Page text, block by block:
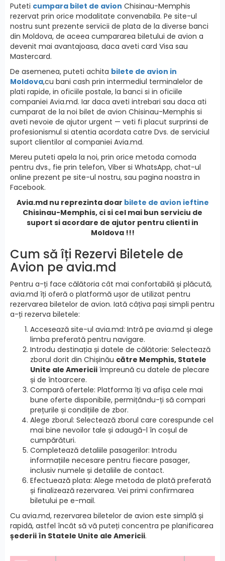
Puteti cumpara bilet de avion Chisinau-Memphis
rezervat prin orice modalitate convenabila. Pe site-ul
nostru sunt prezente servicii de plata de la diverse banci
din Moldova, de aceea cumpararea biletului de avion a
devenit mai avantajoasa, daca aveti card Visa sau
Mastercard.
De asemenea, puteti achita bilete de avion in
Moldova,cu bani cash prin intermediul terminalelor de
plati rapide, in oficiile postale, la banci si in oficiile
companiei Avia.md. Iar daca aveti intrebari sau daca ati
cumparat de la noi bilet de avion Chisinau-Memphis si
aveti nevoie de ajutor urgent — veti fi placut surprinsi de
profesionismul si atentia acordata catre Dvs. de serviciul
suport clientilor al companiei Avia.md.
Mereu puteti apela la noi, prin orice metoda comoda
pentru dvs., fie prin telefon, Viber si WhatsApp, chat-ul
online prezent pe site-ul nostru, sau pagina noastra in
Facebook.
Avia.md nu reprezinta doar bilete de avion ieftine
Chisinau-Memphis, ci si cel mai bun serviciu de
suport si acordare de ajutor pentru clienti in
Moldova !!!
Cum să îți Rezervi Biletele de
Avion pe avia.md
Pentru a-ți face călătoria cât mai confortabilă și plăcută,
avia.md îți oferă o platformă ușor de utilizat pentru
rezervarea biletelor de avion. Iată câțiva pași simpli pentru
a-ți rezerva biletele:
Accesează site-ul avia.md: Intră pe avia.md și alege
limba preferată pentru navigare.
Introdu destinația și datele de călătorie: Selectează
zborul dorit din Chișinău către Memphis, Statele
Unite ale Americii împreună cu datele de plecare
și de întoarcere.
Compară ofertele: Platforma îți va afișa cele mai
bune oferte disponibile, permițându-ți să compari
prețurile și condițiile de zbor.
Alege zborul: Selectează zborul care corespunde cel
mai bine nevoilor tale și adaugă-l în coșul de
cumpărături.
Completează detaliile pasagerilor: Introdu
informațiile necesare pentru fiecare pasager,
inclusiv numele și detaliile de contact.
Efectuează plata: Alege metoda de plată preferată
și finalizează rezervarea. Vei primi confirmarea
biletului pe e-mail.
Cu avia.md, rezervarea biletelor de avion este simplă și
rapidă, astfel încât să vă puteți concentra pe planificarea
șederii în Statele Unite ale Americii.